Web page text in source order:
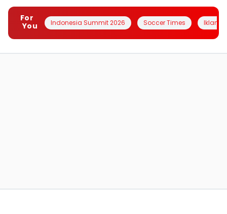
For
You
Indonesia Summit 2026 Soccer Times Iklanin